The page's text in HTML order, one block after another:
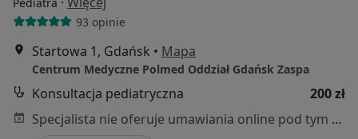
93 opinie
Startowa 1, Gdańsk • Mapa
Centrum Medyczne Polmed Oddział Gdańsk Zaspa
Konsultacja pediatryczna
200 zł
Specjalista nie oferuje umawiania online pod tym adresem.